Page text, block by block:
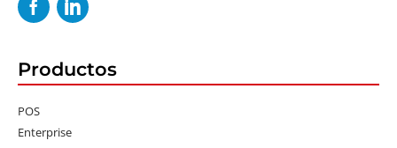
Productos
POS
Enterprise